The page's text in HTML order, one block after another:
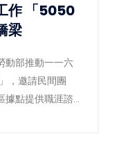
梁
動部推動一一六
，邀請民間團
據點提供職涯諮